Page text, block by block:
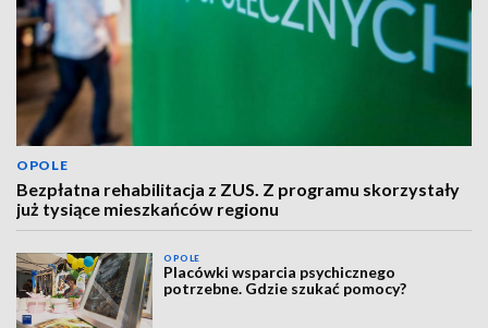
OPOLE
Bezpłatna rehabilitacja z ZUS. Z programu skorzystały
już tysiące mieszkańców regionu
OPOLE
Placówki wsparcia psychicznego
potrzebne. Gdzie szukać pomocy?